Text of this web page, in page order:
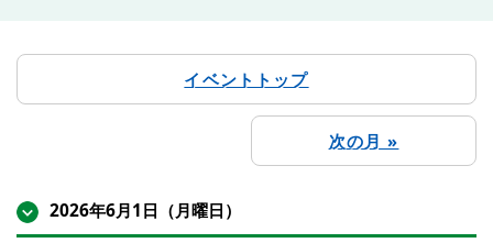
イベントトップ
次の月 »
2026年6月1日（月曜日）